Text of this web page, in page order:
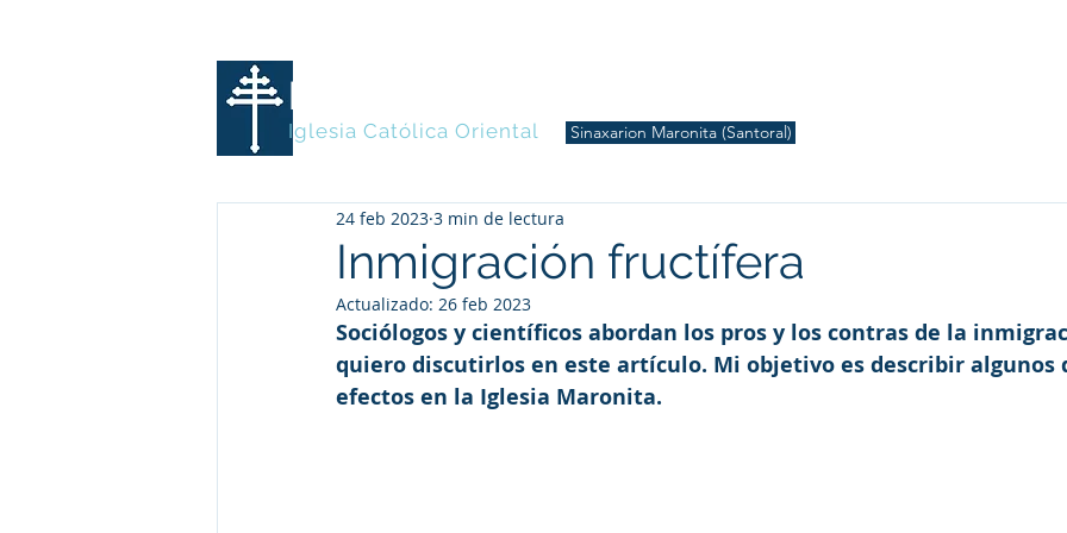
MARONITAS
Iglesia Católica Oriental
Sinaxarion Maronita (Santoral)
Inmigración fructífera
24 feb 2023 3 min de lectura
Actualizado: 26 feb 2023
Sociólogos y científicos abordan los pros y los contras de la
quiero discutirlos en este artículo. Mi objetivo es describir algunos
efectos en la Iglesia Maronita.